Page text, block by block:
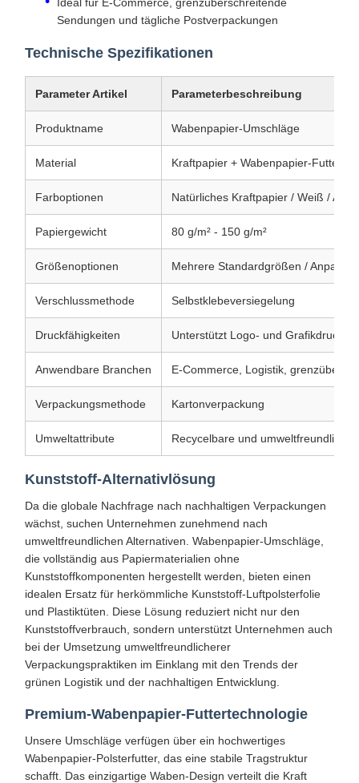
Sendungen und tägliche Postverpackungen
Technische Spezifikationen
Parameter Artikel Parameterbeschreibung
Produktname Wabenpapier-Umschläge
Material Kraftpapier + Wabenpapier-Futter
Farboptionen Natürliches Kraftpapier / Weiß /
Papiergewicht 80 g/m² - 150 g/m²
Größenoptionen Mehrere Standardgrößen /
Verschlussmethode Selbstklebeversiegelung
Druckfähigkeiten Unterstützt Logo- und Grafikdruck
Anwendbare Branchen E-Commerce, Logistik,
Verpackungsmethode Kartonverpackung
Umweltattribute Recycelbare und umweltfreundliche
Kunststoff-Alternativlösung
Da die globale Nachfrage nach nachhaltigen Verpackungen
wächst, suchen Unternehmen zunehmend nach
umweltfreundlichen Alternativen. Wabenpapier-Umschläge,
die vollständig aus Papiermaterialien ohne
Kunststoffkomponenten hergestellt werden, bieten einen
idealen Ersatz für herkömmliche Kunststoff-Luftpolsterfolie
und Plastiktüten. Diese Lösung reduziert nicht nur den
Kunststoffverbrauch, sondern unterstützt Unternehmen auch
bei der Umsetzung umweltfreundlicherer
Verpackungspraktiken im Einklang mit den Trends der
grünen Logistik und der nachhaltigen Entwicklung.
Premium-Wabenpapier-Futtertechnologie
Unsere Umschläge verfügen über ein hochwertiges
Wabenpapier-Polsterfutter, das eine stabile Tragstruktur
schafft. Das einzigartige Waben-Design verteilt die Kraft